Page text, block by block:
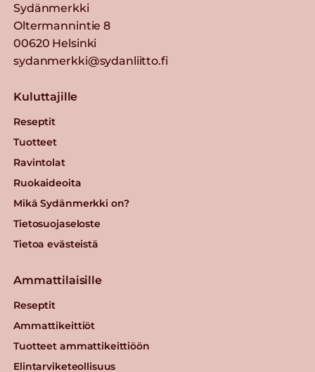
Sydänmerkki
Oltermannintie 8
00620 Helsinki
sydanmerkki@sydanliitto.fi
Kuluttajille
Reseptit
Tuotteet
Ravintolat
Ruokaideoita
Mikä Sydänmerkki on?
Tietosuojaseloste
Tietoa evästeistä
Ammattilaisille
Reseptit
Ammattikeittiöt
Tuotteet ammattikeittiöön
Elintarviketeollisuus